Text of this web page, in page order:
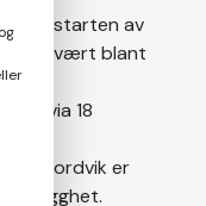
oppstarten av
vært blant
via 18
Nordvik er
trygghet.